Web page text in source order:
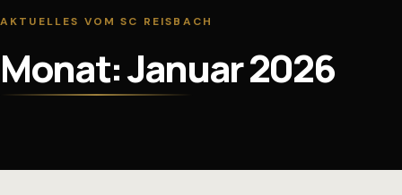
AKTUELLES VOM SC REISBACH
Monat: Januar 2026